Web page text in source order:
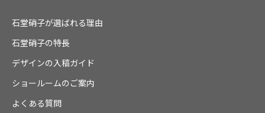
石堂硝子が選ばれる理由
石堂硝子の特長
デザインの入稿ガイド
ショールームのご案内
よくある質問